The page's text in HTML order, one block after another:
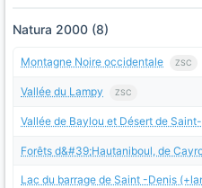
Natura 2000 (8)
Montagne Noire occidentale ZSC
Vallée du Lampy ZSC
Vallée de Baylou et Désert de
Forêts d&#39;Hautaniboul, de
Lac du barrage de Saint -Denis